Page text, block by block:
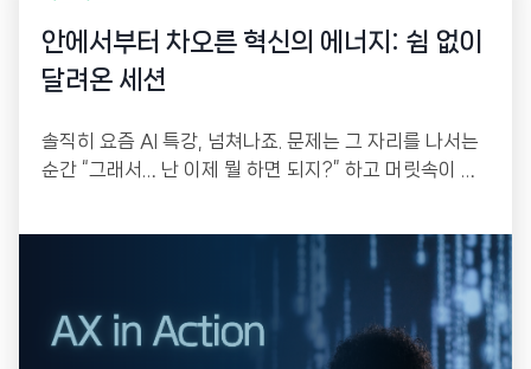
안에서부터 차오른 혁신의 에너지: 쉼 없이
달려온 세션
솔직히 요즘 AI 특강, 넘쳐나죠. 문제는 그 자리를 나서는
순간 “그래서… 난 이제 뭘 하면 되지?” 하고 머릿속이 하
는 자리가 아니라, 각자 자기 업무의 골칫거리를 하나씩
들고 와서 그 자리에서 직접 만들어 가는 워크샵으로 설계
했거든요.